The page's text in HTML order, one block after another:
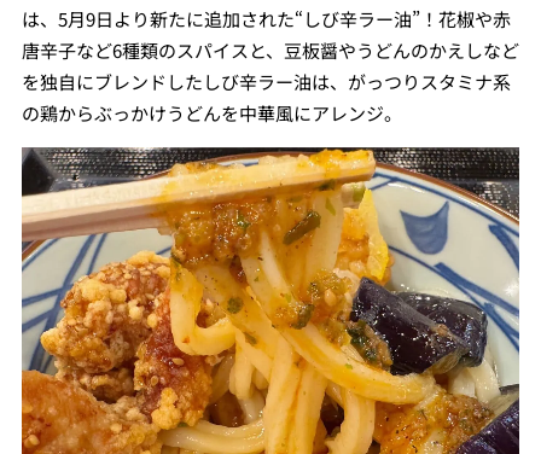
は、5月9日より新たに追加された“しび辛ラー油”！花椒や赤
唐辛子など6種類のスパイスと、豆板醤やうどんのかえしなど
を独自にブレンドしたしび辛ラー油は、がっつりスタミナ系
の鶏からぶっかけうどんを中華風にアレンジ。